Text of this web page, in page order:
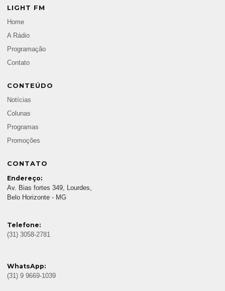
LIGHT FM
Home
A Rádio
Programação
Contato
CONTEÚDO
Notícias
Colunas
Programas
Promoções
CONTATO
Endereço:
Av. Bias fortes 349, Lourdes,
Belo Horizonte - MG
Telefone:
(31) 3058-2781
WhatsApp:
(31) 9 9669-1039